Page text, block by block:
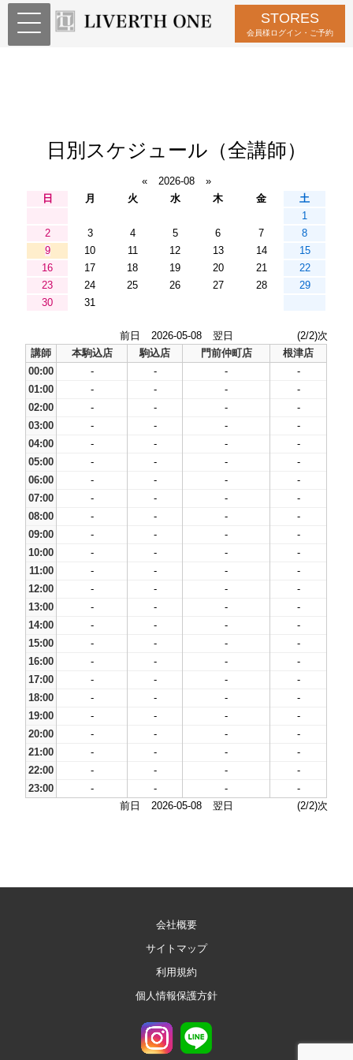
STORES
会員様ログイン・ご予約
日別スケジュール（全講師）
« 2026-08
»
日
月 火 水 木 金
土
1
2
3 4 5 6 7
8
9
10 11 12 13 14
15
16
17 18 19 20 21
22
23
24 25 26 27 28
29
30
31
前日 2026-05-08 翌日
(2/2)次
講師
本駒込店 駒込店 門前仲町店
根津店
00:00
- - -
-
01:00
- - -
-
02:00
- - -
-
03:00
- - -
-
04:00
- - -
-
05:00
- - -
-
06:00
- - -
-
07:00
- - -
-
08:00
- - -
-
09:00
- - -
-
10:00
- - -
-
11:00
- - -
-
12:00
- - -
-
13:00
- - -
-
14:00
- - -
-
15:00
- - -
-
16:00
- - -
-
17:00
- - -
-
18:00
- - -
-
19:00
- - -
-
20:00
- - -
-
21:00
- - -
-
22:00
- - -
-
23:00
- - -
-
前日
2026-05-08 翌日 (2/2)次
会社概要
サイトマップ
利用規約
個人情報保護方針